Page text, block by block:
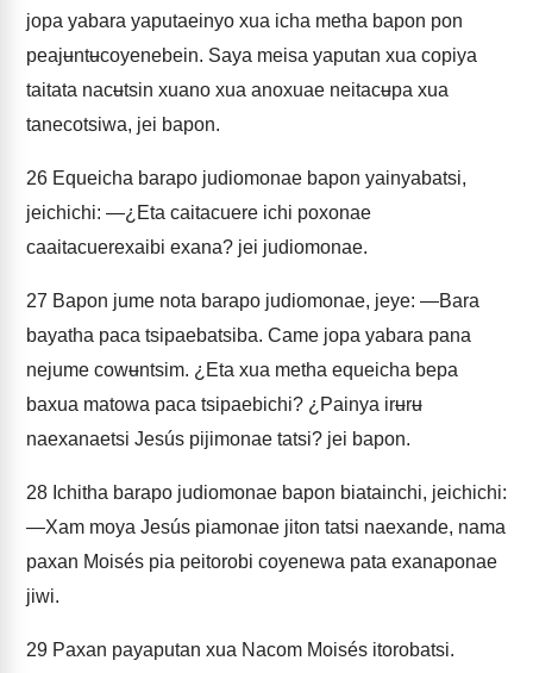
jopa yabara yaputaeinyo xua icha metha bapon pon
peajʉntʉcoyenebein. Saya meisa yaputan xua copiya
taitata nacʉtsin xuano xua anoxuae neitacʉpa xua
tanecotsiwa, jei bapon.
26 Equeicha barapo judiomonae bapon yainyabatsi,
jeichichi: —¿Eta caitacuere ichi poxonae
caaitacuerexaibi exana? jei judiomonae.
27 Bapon jume nota barapo judiomonae, jeye: —Bara
bayatha paca tsipaebatsiba. Came jopa yabara pana
nejume cowʉntsim. ¿Eta xua metha equeicha bepa
baxua matowa paca tsipaebichi? ¿Painya irʉrʉ
naexanaetsi Jesús pijimonae tatsi? jei bapon.
28 Ichitha barapo judiomonae bapon biatainchi, jeichichi:
—Xam moya Jesús piamonae jiton tatsi naexande, nama
paxan Moisés pia peitorobi coyenewa pata exanaponae
jiwi.
29 Paxan payaputan xua Nacom Moisés itorobatsi.